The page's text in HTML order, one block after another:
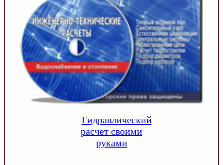
Гидравлический
расчет своими
руками